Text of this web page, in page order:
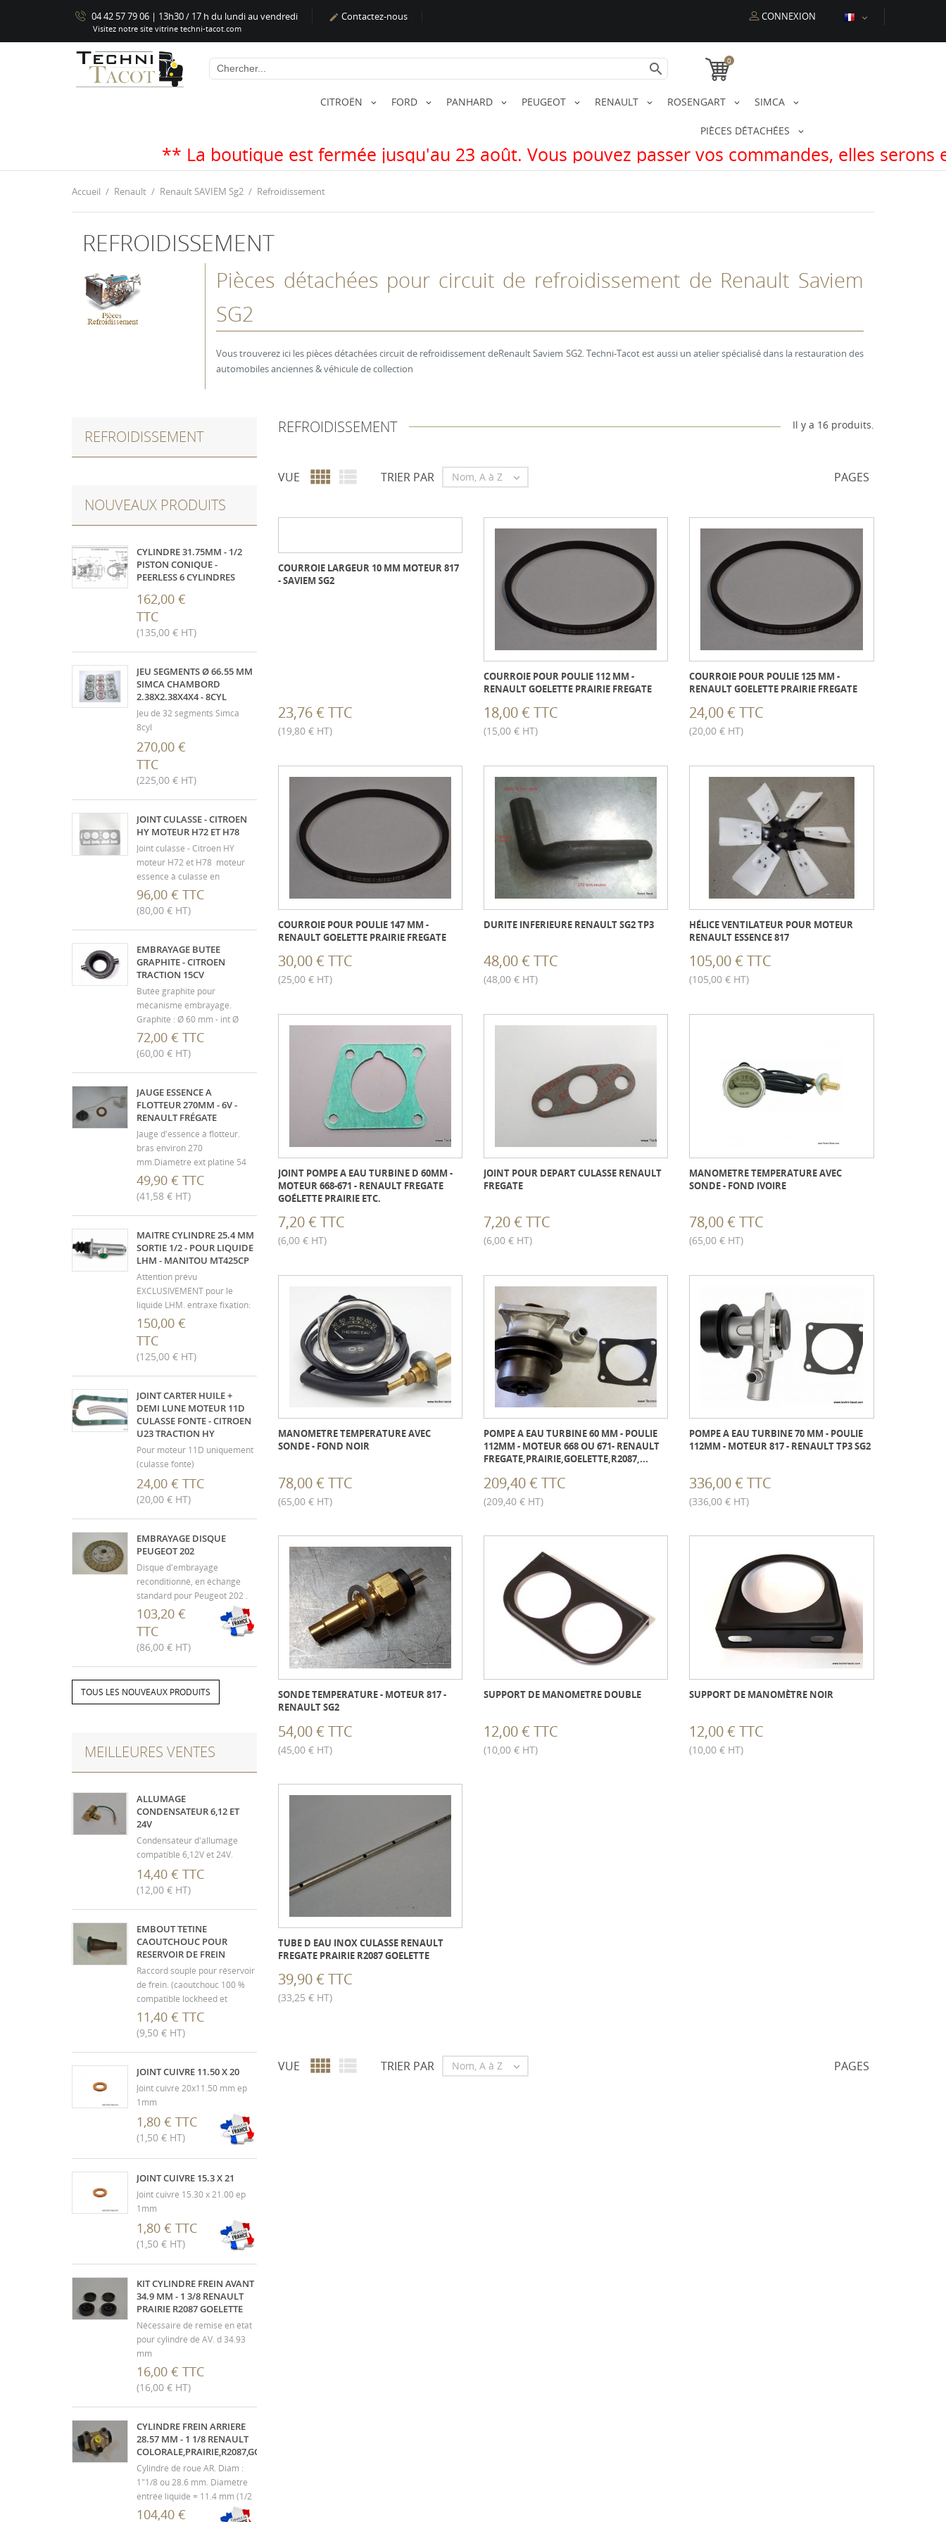
04 42 57 79 06 | 13h30 / 17 h du lundi au vendredi  Contactez-nous
Visitez notre site vitrine techni-tacot.com
CONNEXION 
 0
CITROËN FORD PANHARD PEUGEOT RENAULT ROSENGART SIMCA
PIÈCES DÉTACHÉES
** La boutique est fermée jusqu'au 23 août. Vous pouvez passer vos commandes, elles serons expédiées à
Accueil Renault Renault SAVIEM Sg2 Refroidissement
REFROIDISSEMENT
Pièces détachées pour circuit de refroidissement de Renault Saviem
SG2
Vous trouverez ici les pièces détachées circuit de refroidissement deRenault Saviem SG2. Techni-Tacot est aussi un atelier spécialisé dans la restauration des
automobiles anciennes & véhicule de collection
REFROIDISSEMENT
NOUVEAUX PRODUITS
CYLINDRE 31.75MM - 1/2
PISTON CONIQUE -
PEERLESS 6 CYLINDRES
162,00 €
TTC
(135,00 € HT)
JEU SEGMENTS Ø 66.55 MM
SIMCA CHAMBORD
2.38X2.38X4X4 - 8CYL
Jeu de 32 segments Simca
8cyl
270,00 €
TTC
(225,00 € HT)
JOINT CULASSE - CITROEN
HY MOTEUR H72 ET H78
Joint culasse - Citroen HY
moteur H72 et H78 moteur
essence à culasse en
aluminium
96,00 € TTC
(80,00 € HT)
EMBRAYAGE BUTEE
GRAPHITE - CITROEN
TRACTION 15CV
Butée graphite pour
mécanisme embrayage.
Graphite : Ø 60 mm - int Ø
34mm Epaisseur totale,
support acier compris 22 mm
Oreilles de côté : Ø 10 mm -
longueur 12 mm
72,00 € TTC
(60,00 € HT)
JAUGE ESSENCE A
FLOTTEUR 270MM - 6V -
RENAULT FRÉGATE
Jauge d'essence à flotteur.
bras environ 270
mm.Diamètre ext platine 54
mm - entraxe fixation 38 mm.
Livrée avec joint liège. Fixation
3 trous. Résistance interne
environ 110 ohms et véhicule
en 6V. Ne convient pas aux
véhicules en 12V
49,90 € TTC
(41,58 € HT)
MAITRE CYLINDRE 25.4 MM
SORTIE 1/2 - POUR LIQUIDE
LHM - MANITOU MT425CP
Attention prévu
EXCLUSIVEMENT pour le
liquide LHM. entraxe fixation:
60mm / M8 Piston: 25,4mm
Sortie liquide LHM: Mesuré à
11,8 hors profondeur filets qui
doit corresponde à 12,5mm
Raccordement bocal liquide:
profondeur filets ...
150,00 €
TTC
(125,00 € HT)
JOINT CARTER HUILE +
DEMI LUNE MOTEUR 11D
CULASSE FONTE - CITROEN
U23 TRACTION HY
Pour moteur 11D uniquement
(culasse fonte)
24,00 € TTC
(20,00 € HT)
EMBRAYAGE DISQUE
PEUGEOT 202
Disque d'embrayage
reconditionné, en échange
standard pour Peugeot 202 .
Démontage complet, micro
billage et peinture. (L'envoi se
fait après réception du
mécanisme usagé, non
détruit) Ø 185 mm (Suivant
année, photo non
contractuelle)
103,20 €
TTC
(86,00 € HT)
TOUS LES NOUVEAUX PRODUITS
MEILLEURES VENTES
ALLUMAGE
CONDENSATEUR 6,12 ET
24V
Condensateur d'allumage
compatible 6,12V et 24V.
14,40 € TTC
(12,00 € HT)
EMBOUT TETINE
CAOUTCHOUC POUR
RESERVOIR DE FREIN
Raccord souple pour réservoir
de frein. (caoutchouc 100 %
compatible lockheed et
silicone) Doit être monté avec
l'insert métallique pour éviter
l'arrachement et la vidange
accidentelle du réservoir de
liquide.
11,40 € TTC
(9,50 € HT)
JOINT CUIVRE 11.50 X 20
Joint cuivre 20x11.50 mm ep
1mm
1,80 € TTC
(1,50 € HT)
JOINT CUIVRE 15.3 X 21
Joint cuivre 15.30 x 21.00 ep
1mm
1,80 € TTC
(1,50 € HT)
KIT CYLINDRE FREIN AVANT
34.9 MM - 1 3/8 RENAULT
PRAIRIE R2087 GOELETTE
Nécessaire de remise en état
pour cylindre de AV. d 34.93
mm
16,00 € TTC
(16,00 € HT)
CYLINDRE FREIN ARRIERE
28.57 MM - 1 1/8 RENAULT
COLORALE,PRAIRIE,R2087,GOELETTE
Cylindre de roue AR. Diam :
1"1/8 ou 28.6 mm. Diamètre
entrée liquide = 11.4 mm (1/2
20 f/p) Renault Colorale,
104,40 €
REFROIDISSEMENT Il y a 16 produits.
VUE   TRIER PAR Nom, A à Z  PAGES
COURROIE LARGEUR 10 MM MOTEUR 817
- SAVIEM SG2
23,76 € TTC
(19,80 € HT)
COURROIE POUR POULIE 112 MM -
RENAULT GOELETTE PRAIRIE FREGATE
18,00 € TTC
(15,00 € HT)
COURROIE POUR POULIE 125 MM -
RENAULT GOELETTE PRAIRIE FREGATE
24,00 € TTC
(20,00 € HT)
COURROIE POUR POULIE 147 MM -
RENAULT GOELETTE PRAIRIE FREGATE
30,00 € TTC
(25,00 € HT)
DURITE INFERIEURE RENAULT SG2 TP3
48,00 € TTC
(48,00 € HT)
HÉLICE VENTILATEUR POUR MOTEUR
RENAULT ESSENCE 817
105,00 € TTC
(105,00 € HT)
JOINT POMPE A EAU TURBINE D 60MM -
MOTEUR 668-671 - RENAULT FREGATE
GOÉLETTE PRAIRIE ETC.
7,20 € TTC
(6,00 € HT)
JOINT POUR DEPART CULASSE RENAULT
FREGATE
7,20 € TTC
(6,00 € HT)
MANOMETRE TEMPERATURE AVEC
SONDE - FOND IVOIRE
78,00 € TTC
(65,00 € HT)
MANOMETRE TEMPERATURE AVEC
SONDE - FOND NOIR
78,00 € TTC
(65,00 € HT)
POMPE A EAU TURBINE 60 MM - POULIE
112MM - MOTEUR 668 OU 671- RENAULT
FREGATE,PRAIRIE,GOELETTE,R2087,...
209,40 € TTC
(209,40 € HT)
POMPE A EAU TURBINE 70 MM - POULIE
112MM - MOTEUR 817 - RENAULT TP3 SG2
336,00 € TTC
(336,00 € HT)
SONDE TEMPERATURE - MOTEUR 817 -
RENAULT SG2
54,00 € TTC
(45,00 € HT)
SUPPORT DE MANOMETRE DOUBLE
12,00 € TTC
(10,00 € HT)
SUPPORT DE MANOMÈTRE NOIR
12,00 € TTC
(10,00 € HT)
TUBE D EAU INOX CULASSE RENAULT
FREGATE PRAIRIE R2087 GOELETTE
39,90 € TTC
(33,25 € HT)
VUE   TRIER PAR Nom, A à Z  PAGES